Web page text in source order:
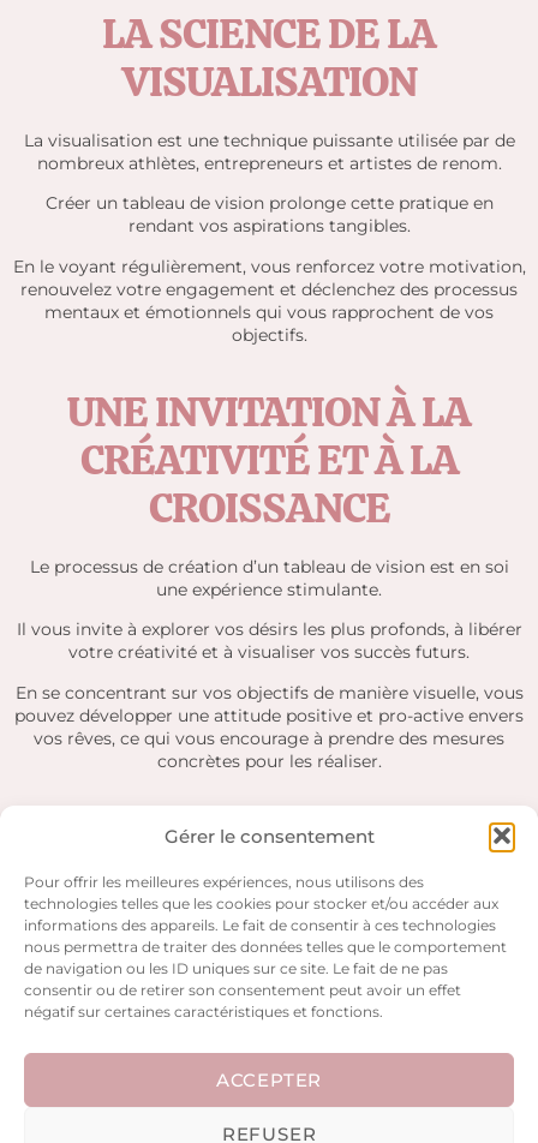
Gérer le consentement
Pour offrir les meilleures expériences, nous utilisons des
technologies telles que les cookies pour stocker et/ou accéder aux
informations des appareils. Le fait de consentir à ces technologies
nous permettra de traiter des données telles que le comportement
de navigation ou les ID uniques sur ce site. Le fait de ne pas
consentir ou de retirer son consentement peut avoir un effet
négatif sur certaines caractéristiques et fonctions.
ACCEPTER
REFUSER
LA SCIENCE DE LA
VISUALISATION
La visualisation est une technique puissante utilisée par de
nombreux athlètes, entrepreneurs et artistes de renom.
Créer un tableau de vision prolonge cette pratique en
rendant vos aspirations tangibles.
En le voyant régulièrement, vous renforcez votre motivation,
renouvelez votre engagement et déclenchez des processus
mentaux et émotionnels qui vous rapprochent de vos
objectifs.
UNE INVITATION À LA
CRÉATIVITÉ ET À LA
CROISSANCE
Le processus de création d’un tableau de vision est en soi
une expérience stimulante.
Il vous invite à explorer vos désirs les plus profonds, à libérer
votre créativité et à visualiser vos succès futurs.
En se concentrant sur vos objectifs de manière visuelle, vous
pouvez développer une attitude positive et pro-active envers
vos rêves, ce qui vous encourage à prendre des mesures
concrètes pour les réaliser.
EN CONCLUSION
Le tableau de vision est bien plus qu’un simple collage.
C’est une invitation à vous connecter avec vos aspirations, à
afficher vos rêves avec audace et à cultiver une croyance en
votre capacité à les réaliser.
À travers cette pratique, vous créez un lien constant entre
votre futur épanoui et réussi.
Alors, prenez des ciseaux, de la colle et votre imagination, et
plongez dans la création de votre propre chef-d’œuvre de